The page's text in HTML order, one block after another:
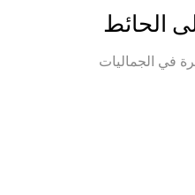
الحائط
في الجماليات